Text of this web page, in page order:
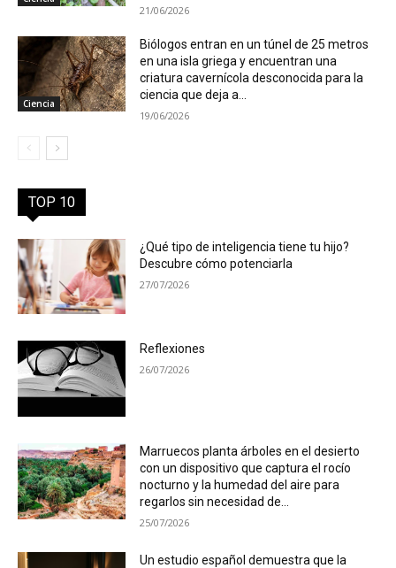
21/06/2026
Ciencia
Biólogos entran en un túnel de 25 metros
en una isla griega y encuentran una
criatura cavernícola desconocida para la
ciencia que deja a...
19/06/2026
TOP 10
¿Qué tipo de inteligencia tiene tu hijo?
Descubre cómo potenciarla
27/07/2026
Reflexiones
26/07/2026
Marruecos planta árboles en el desierto
con un dispositivo que captura el rocío
nocturno y la humedad del aire para
regarlos sin necesidad de...
25/07/2026
Un estudio español demuestra que la